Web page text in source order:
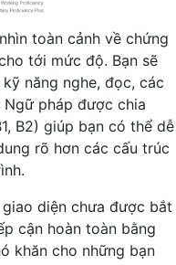
toàn cảnh về chứng
tới mức độ. Bạn sẽ
năng nghe, đọc, các
pháp được chia
B2) giúp bạn có thể dễ
rõ hơn các cấu trúc
diện chưa được bắt
cận hoàn toàn bằng
khăn cho những bạn